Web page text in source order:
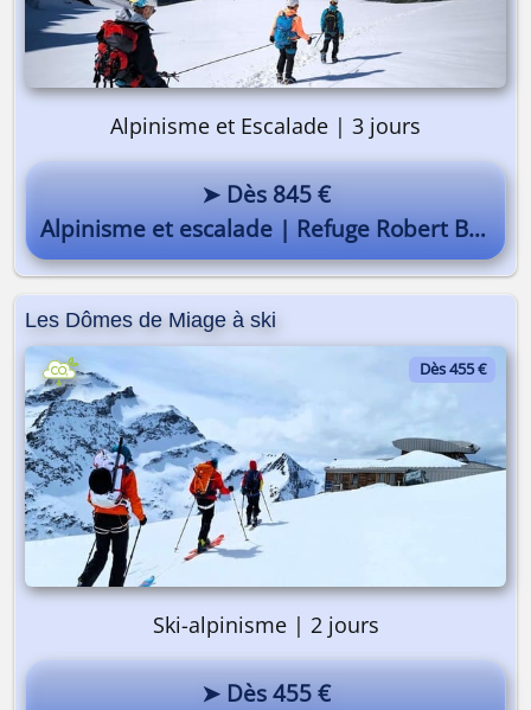
Pourquoi pas vous ? 😎
Guides Alta-Via 😎
Alpinisme et Escalade | 3 jours
➤ Dès 845 €
Alpinisme et escalade | Refuge Robert Blanc
Les Dômes de Miage à ski
Dès 455 €
Ski-alpinisme | 2 jours
➤ Dès 455 €